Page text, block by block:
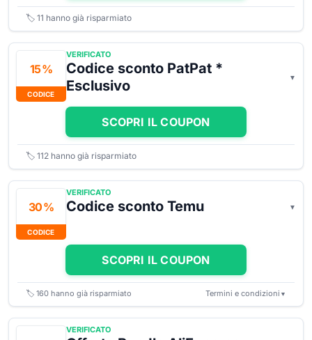
🏷️ 11 hanno già risparmiato
15 %
CODICE
VERIFICATO
Codice sconto PatPat *
Esclusivo
SCOPRI IL COUPON
🏷️ 112 hanno già risparmiato
30 %
CODICE
VERIFICATO
Codice sconto Temu
SCOPRI IL COUPON
🏷️ 160 hanno già risparmiato Termini e condizioni ▼
VERIFICATO